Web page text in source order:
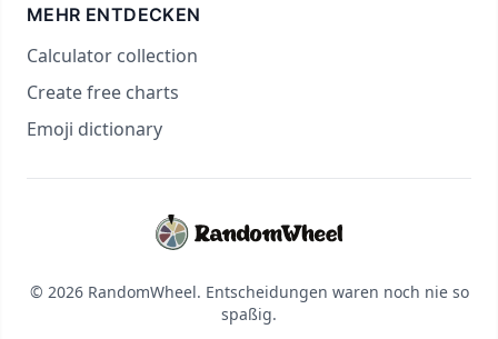
MEHR ENTDECKEN
Calculator collection
Create free charts
Emoji dictionary
© 2026 RandomWheel. Entscheidungen waren noch nie so
spaßig.